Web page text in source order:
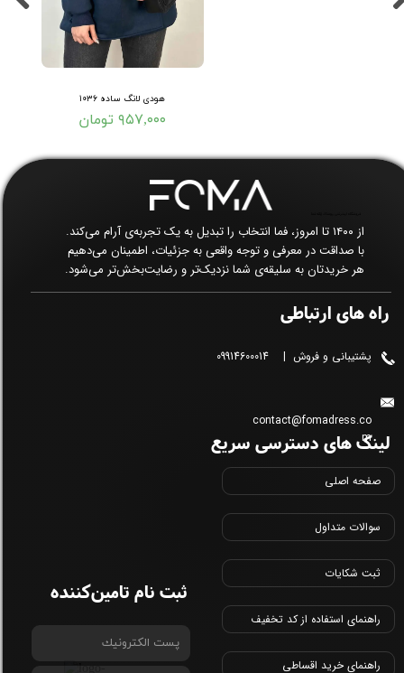
هودی لانگ ساده ۱۰۳۶
۹۵۷,۰۰۰ تومان
راه های ارتباطی
پشتیبانی و فروش | 09914600014
contact@fomadress.co
m
لینک های دسترسی سریع
صفحه اصلی
سوالات متداول
ثبت شکایات
راهنمای استفاده از کد تخفیف
راهنمای خرید اقساطی
از ۱۴۰۰ تا امروز، فما انتخاب را تبدیل به یک تجربه‌ی آرام می‌کند.
با صداقت در معرفی و توجه واقعی به جزئیات، اطمینان می‌دهیم
هر خریدتان به سلیقه‌ی شما نزدیک‌تر و رضایت‌بخش‌تر می‌شود.
ثبت نام تامین‌کننده